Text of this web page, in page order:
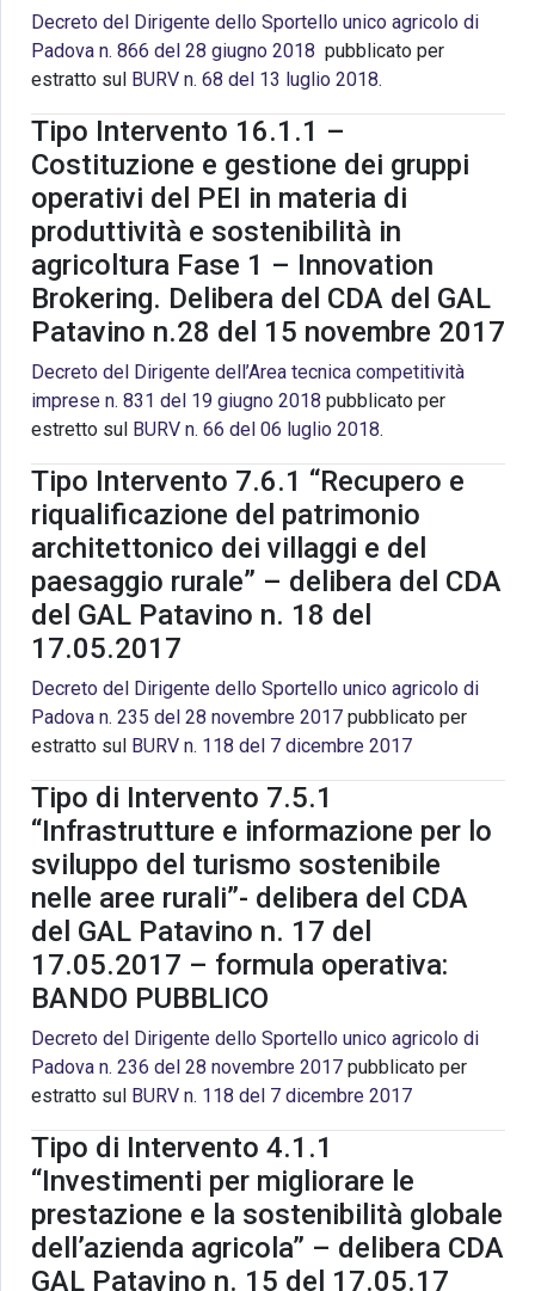
Decreto del Dirigente dello Sportello unico agricolo di
Padova n. 866 del 28 giugno 2018 pubblicato per
estratto sul BURV n. 68 del 13 luglio 2018.
Tipo Intervento 16.1.1 –
Costituzione e gestione dei gruppi
operativi del PEI in materia di
produttività e sostenibilità in
agricoltura Fase 1 – Innovation
Brokering. Delibera del CDA del GAL
Patavino n.28 del 15 novembre 2017
Decreto del Dirigente dell’Area tecnica competitività
imprese n. 831 del 19 giugno 2018 pubblicato per
estretto sul BURV n. 66 del 06 luglio 2018.
Tipo Intervento 7.6.1 “Recupero e
riqualificazione del patrimonio
architettonico dei villaggi e del
paesaggio rurale” – delibera del CDA
del GAL Patavino n. 18 del
17.05.2017
Decreto del Dirigente dello Sportello unico agricolo di
Padova n. 235 del 28 novembre 2017 pubblicato per
estratto sul BURV n. 118 del 7 dicembre 2017
Tipo di Intervento 7.5.1
“Infrastrutture e informazione per lo
sviluppo del turismo sostenibile
nelle aree rurali”- delibera del CDA
del GAL Patavino n. 17 del
17.05.2017 – formula operativa:
BANDO PUBBLICO
Decreto del Dirigente dello Sportello unico agricolo di
Padova n. 236 del 28 novembre 2017 pubblicato per
estratto sul BURV n. 118 del 7 dicembre 2017
Tipo di Intervento 4.1.1
“Investimenti per migliorare le
prestazione e la sostenibilità globale
dell’azienda agricola” – delibera CDA
GAL Patavino n. 15 del 17.05.17